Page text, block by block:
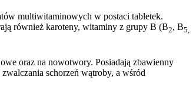
multiwitaminowych w postaci tabletek.
również karoteny, witaminy z grupy B (B2, B5,
oraz na nowotwory. Posiadają zbawienny
schorzeń wątroby, a wśród